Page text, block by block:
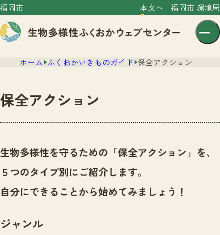
福岡市 本文へ 福岡市 環境局
センター紹介
センター紹介TOP
サイトポリシー
ニュース
ニュースTOP
市の取組み
いきものガイド
注目のいきもの
ホーム ふくおかいきものガイド 保全アクション
保全アクション
生物多様性を守るための「保全アクション」を、
５つのタイプ別にご紹介します。
自分にできることから始めてみましょう！
ジャンル